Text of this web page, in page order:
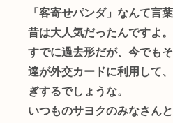
「客寄せパンダ」なんて言
昔は大人気だったんですよ。
すでに過去形だが、今でも
達が外交カードに利用して
ぎするでしょうな。
いつものサヨクのみなさん